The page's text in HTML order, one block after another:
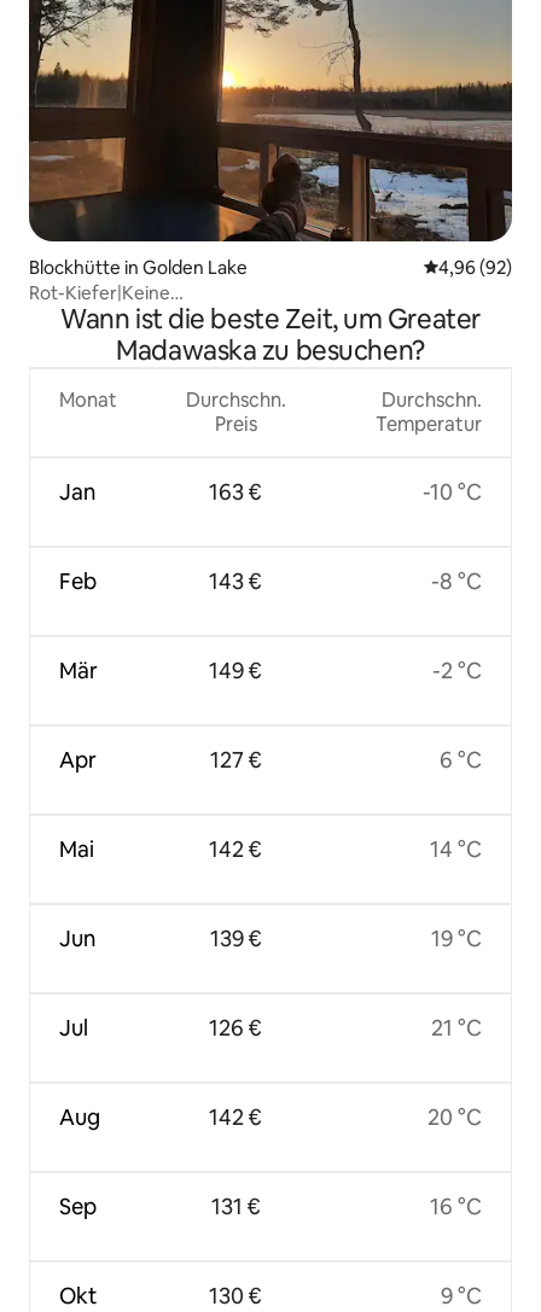
Blockhütte in Golden Lake
4,96 (92)
Rot-Kiefer|Keine
Nachbarn|Haustierfreundlich|Natur|Fahrt nach
Wann ist die beste Zeit, um Greater
Madawaska zu besuchen?
Monat
Jan
Feb
Mär
Apr
Mai
Jun
Jul
Aug
Sep
Okt
Durchschn.
Preis
163 €
143 €
149 €
127 €
142 €
139 €
126 €
142 €
131 €
130 €
Durchschn.
Temperatur
-10 °C
-8 °C
-2 °C
6 °C
14 °C
19 °C
21 °C
20 °C
16 °C
9 °C